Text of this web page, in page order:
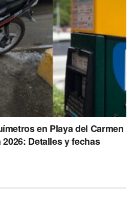
que el hecho más
que se suscitóen agosto del
familia de origen
en el lugar, fue baleada
con la vida del hijo
en Playa del Carmen
Detalles y fechas